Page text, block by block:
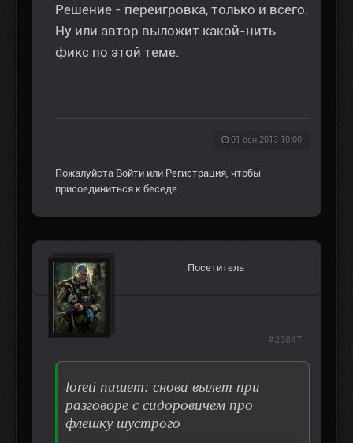
Решение - переигровка, только и всего.
Ну или автор выложит какой-нить
фикс по этой теме.
01 сен 2013 10:00
Пожалуйста Войти или Регистрация , чтобы
присоединиться к беседе.
Посетитель
loreti пишет: снова вылет при
разговоре с сидоровичем про
флешку шустрого
#26847